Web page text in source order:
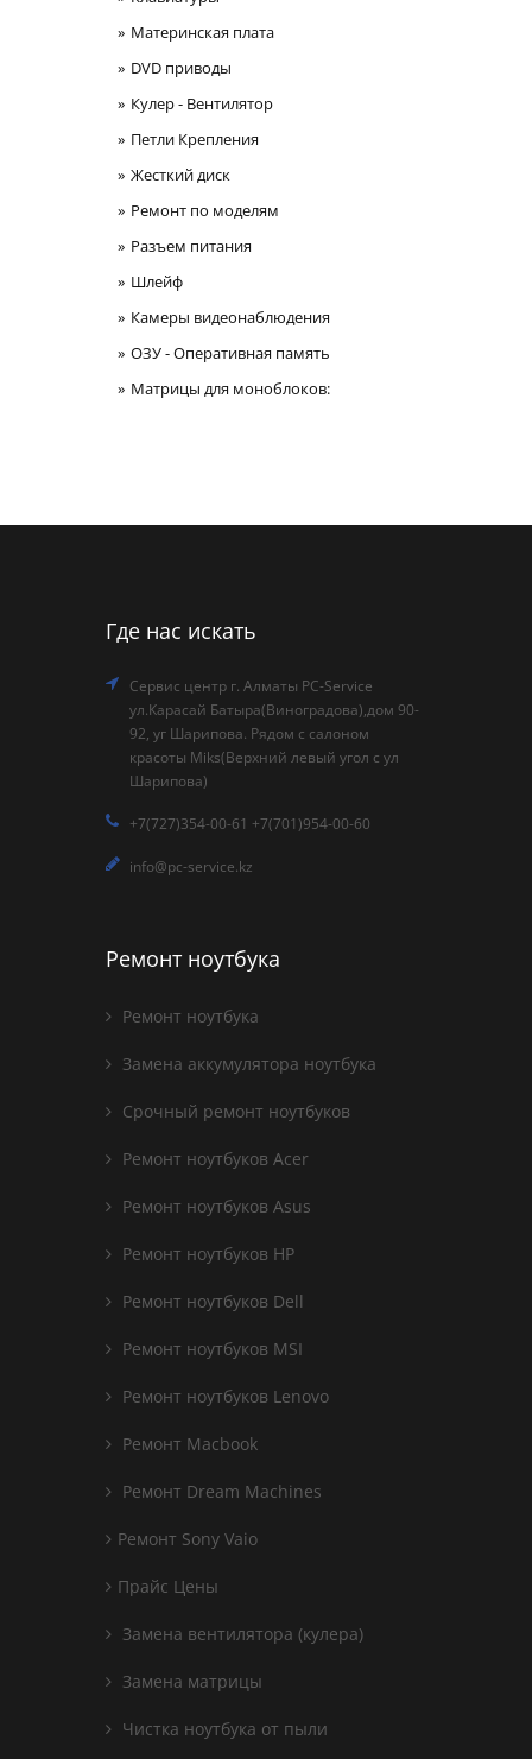
Материнская плата
DVD приводы
Кулер - Вентилятор
Петли Крепления
Жесткий диск
Ремонт по моделям
Разъем питания
Шлейф
Камеры видеонаблюдения
ОЗУ - Оперативная память
Матрицы для моноблоков:
Где нас искать
Сервис центр г. Алматы PC-Service
ул.Карасай Батыра(Виноградова),дом 90-
92, уг Шарипова. Рядом с салоном
красоты Miks(Верхний левый угол с ул
Шарипова)
+7(727)354-00-61 +7(701)954-00-60
info@pc-service.kz
Ремонт ноутбука
Ремонт ноутбука
Замена аккумулятора ноутбука
Срочный ремонт ноутбуков
Ремонт ноутбуков Acer
Ремонт ноутбуков Asus
Ремонт ноутбуков HP
Ремонт ноутбуков Dell
Ремонт ноутбуков MSI
Ремонт ноутбуков Lenovo
Ремонт Macbook
Ремонт Dream Machines
Ремонт Sony Vaio
Прайс Цены
Замена вентилятора (кулера)
Замена матрицы
Чистка ноутбука от пыли